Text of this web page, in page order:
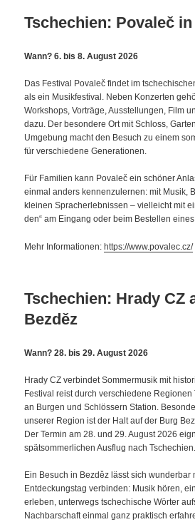
Tschechien: Povaleč
Wann? 6. bis 8. August 2026
Das Festival Povaleč findet im
als ein Musikfestival. Neben Konzerten
Workshops, Vorträge, Ausstellungen, Film
dazu. Der besondere Ort mit Schloss,
Umgebung macht den Besuch zu einem
für verschiedene Generationen.
Für Familien kann Povaleč ein schöner
einmal anders kennenzulernen: mit Musik,
kleinen Spracherlebnissen – vielleicht mit
den“ am Eingang oder beim Bestellen
Mehr Informationen:https://www.povalec.cz/
Tschechien: Hrady CZ
Bezděz
Wann? 28. bis 29. August 2026
Hrady CZ verbindet Sommermusik mit
Festival reist durch verschiedene Regionen
an Burgen und Schlössern Station.
unserer Region ist der Halt auf der Burg
Der Termin am 28. und 29. August 2026
spätsommerlichen Ausflug nach Tschechien.
Ein Besuch in Bezděz lässt sich wunderbar
Entdeckungstag verbinden: Musik hören,
erleben, unterwegs tschechische Wörter
Nachbarschaft einmal ganz praktisch